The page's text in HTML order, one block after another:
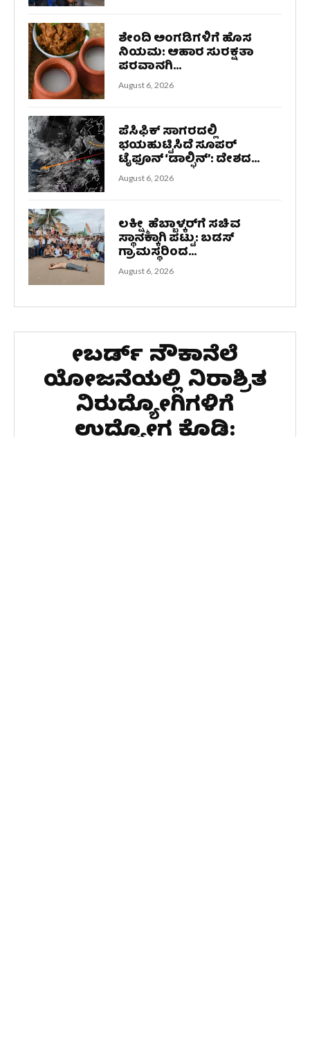
ಶೇಂದಿ ಅಂಗಡಿಗಳಿಗೆ ಹೊಸ
ನಿಯಮ: ಆಹಾರ ಸುರಕ್ಷತಾ
ಪರವಾನಗಿ...
August 6, 2026
ಪೆಸಿಫಿಕ್ ಸಾಗರದಲ್ಲಿ
ಭಯಹುಟ್ಟಿಸಿದೆ ಸೂಪರ್
ಟೈಫೂನ್ ‘ಡಾಲ್ಫಿನ್’: ದೇಶದ...
August 6, 2026
ಲಕ್ಷ್ಮೀ ಹೆಬ್ಬಾಳ್ಕರ್‌ಗೆ ಸಚಿವ
ಸ್ಥಾನಕ್ಕಾಗಿ ಪಟ್ಟು: ಬಡಸ್
ಗ್ರಾಮಸ್ಥರಿಂದ...
August 6, 2026